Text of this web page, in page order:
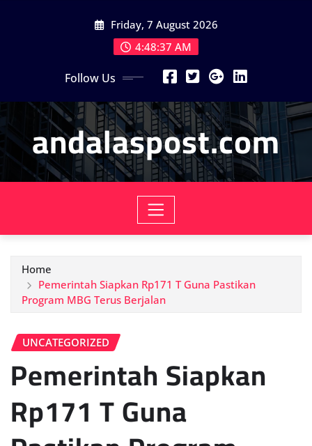
Friday, 7 August 2026
4:48:38 AM
Follow Us
andalaspost.com
Home
Pemerintah Siapkan Rp171 T Guna Pastikan
Program MBG Terus Berjalan
UNCATEGORIZED
Pemerintah Siapkan
Rp171 T Guna